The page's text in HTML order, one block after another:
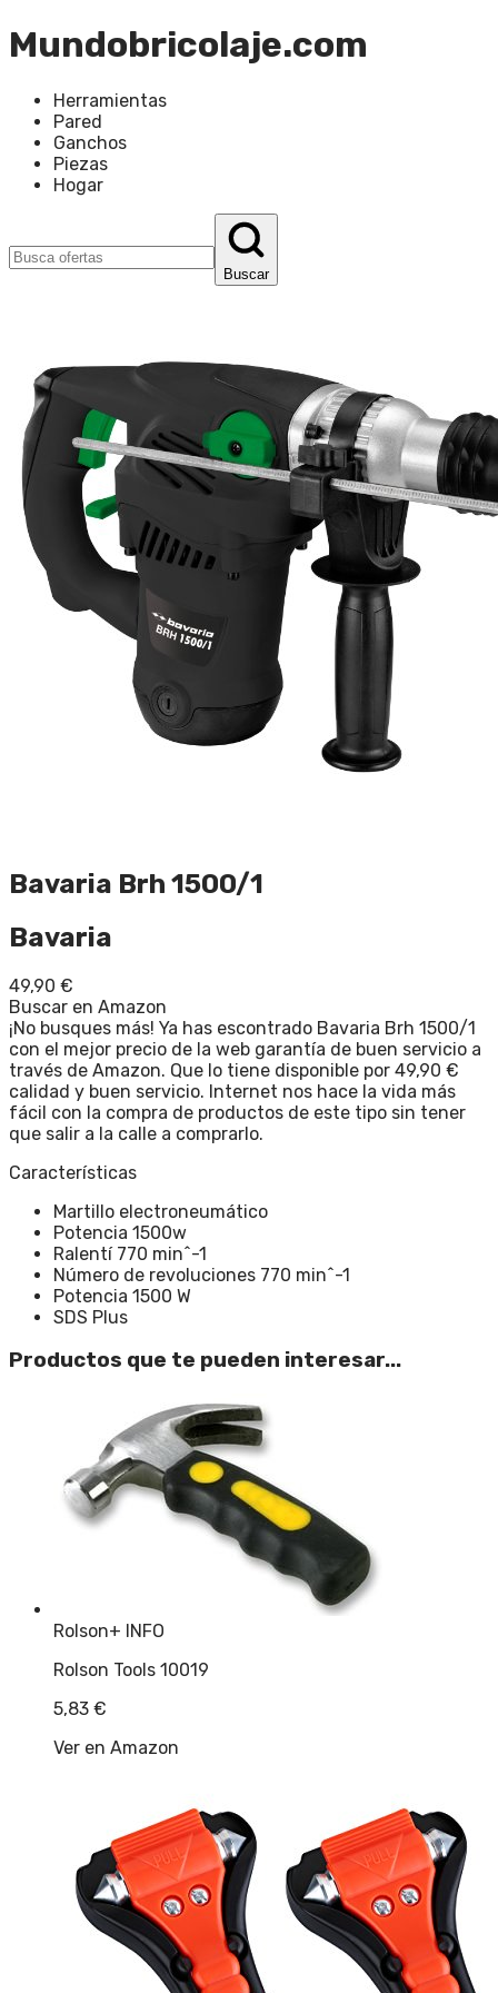
Mundobricolaje.com
Herramientas
Pared
Ganchos
Piezas
Hogar
Buscar
Bavaria Brh 1500/1
Bavaria
49,90 €
Buscar en Amazon
¡No busques más! Ya has escontrado Bavaria Brh 1500/1
con el mejor precio de la web garantía de buen servicio a
través de Amazon. Que lo tiene disponible por 49,90 €
calidad y buen servicio. Internet nos hace la vida más
fácil con la compra de productos de este tipo sin tener
que salir a la calle a comprarlo.
Características
Martillo electroneumático
Potencia 1500w
Ralentí 770 min^-1
Número de revoluciones 770 min^-1
Potencia 1500 W
SDS Plus
Productos que te pueden interesar...
Rolson+ INFO
Rolson Tools 10019
5,83 €
Ver en Amazon